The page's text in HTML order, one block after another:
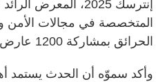
إنترسك 2025، المعرض
المتخصصة في مجالات الأمن
الحرائق بمشاركة 1200 عارض من 61 دولة.
وأكد سموّه أن الحدث يستمد